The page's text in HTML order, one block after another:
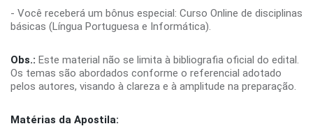
- Você receberá um bônus especial: Curso Online de disciplinas
básicas (Língua Portuguesa e Informática).
Obs.: Este material não se limita à bibliografia oficial do edital.
Os temas são abordados conforme o referencial adotado
pelos autores, visando à clareza e à amplitude na preparação.
Matérias da Apostila: